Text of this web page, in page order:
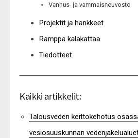
Vanhus- ja vammaisneuvosto
Projektit ja hankkeet
Ramppa kalakattaa
Tiedotteet
Kaikki artikkelit:
Talousveden keittokehotus
vesiosuuskunnan